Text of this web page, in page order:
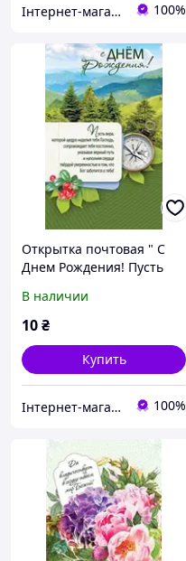
Інтернет-магазин Християнської книги 100%
Открытка почтовая " С
Днем Рождения! Пусть
наделил тебя Господь,
сопровождает..."
В наличии
10₴
Купить
Інтернет-магазин Християнської книги 100%